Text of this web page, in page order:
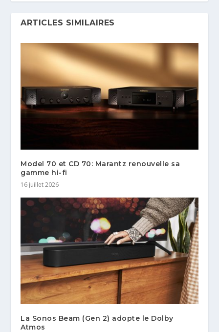
ARTICLES SIMILAIRES
Model 70 et CD 70: Marantz renouvelle sa
gamme hi-fi
16 juillet 2026
La Sonos Beam (Gen 2) adopte le Dolby
Atmos